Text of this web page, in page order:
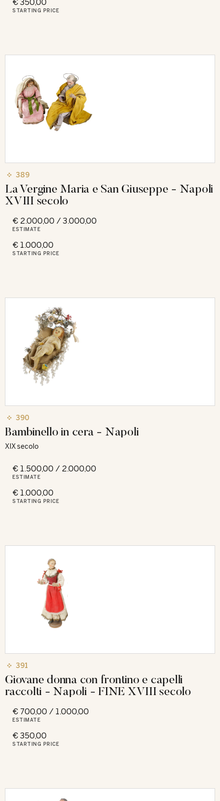
€ 350,00
STARTING PRICE
389
La Vergine Maria e San Giuseppe - Napoli
XVIII secolo
€ 2.000,00 / 3.000,00
ESTIMATE
€ 1.000,00
STARTING PRICE
390
Bambinello in cera - Napoli
XIX secolo
€ 1.500,00 / 2.000,00
ESTIMATE
€ 1.000,00
STARTING PRICE
391
Giovane donna con frontino e capelli
raccolti - Napoli - FINE XVIII secolo
€ 700,00 / 1.000,00
ESTIMATE
€ 350,00
STARTING PRICE